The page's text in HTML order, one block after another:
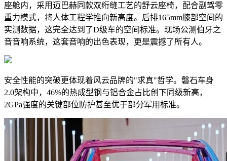
座舱内，采用迈巴赫同款双绗缝工艺的舒云座椅，配合副驾零
重力模式，将人体工程学推向新高度。后排165mm膝部空间的
实测数据，这完全达到了D级车的空间标准。现场公测伯牙之
音音响系统，这套音响的出色表现，更是震撼了所有人。
安全性能的突破更体现着风云品牌的"求真"哲学。磐石车身
2.0架构中，46%的热成型钢与铝合金占比创下同级新高，
2GPa强度的关键部位防护甚至优于部分军用标准。